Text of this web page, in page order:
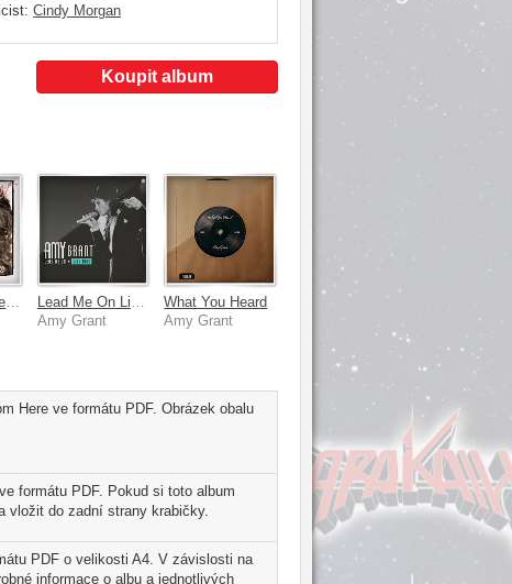
Cindy Morgan
Koupit album
Amy Grant
What You Heard
Amy Grant
Here ve formátu PDF. Obrázek obalu
formátu PDF. Pokud si toto album
vložit do zadní strany krabičky.
PDF o velikosti A4. V závislosti na
informace o albu a jednotlivých